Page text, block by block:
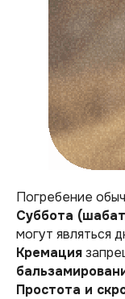
Погребение
Суббота
могут являться
Кремация
Простота и